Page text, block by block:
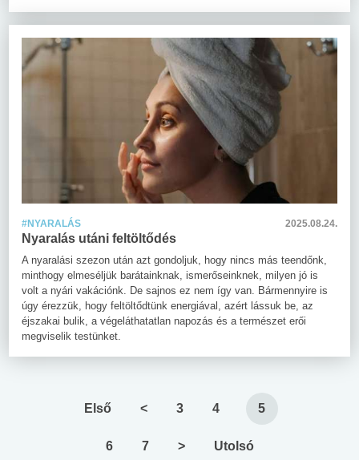
#NYARALÁS 2025.08.24.
Nyaralás utáni feltöltődés
A nyaralási szezon után azt gondoljuk, hogy nincs más teendőnk,
minthogy elmeséljük barátainknak, ismerőseinknek, milyen jó is
volt a nyári vakációnk. De sajnos ez nem így van. Bármennyire is
úgy érezzük, hogy feltöltődtünk energiával, azért lássuk be, az
éjszakai bulik, a végeláthatatlan napozás és a természet erői
megviselik testünket.
Első < 3 4 5
6 7 > Utolsó